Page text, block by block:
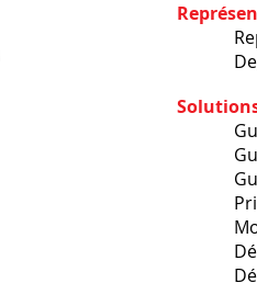
Représentation
Degrés
Guidage
Guidage par
Guidage
Principaux
Montage
Démontage
Désignation